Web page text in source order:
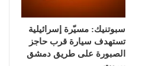
سبوتنيك: مسيّرة إسرائيلية
تستهدف سيارة قرب حاجز
الصبورة على طريق دمشق